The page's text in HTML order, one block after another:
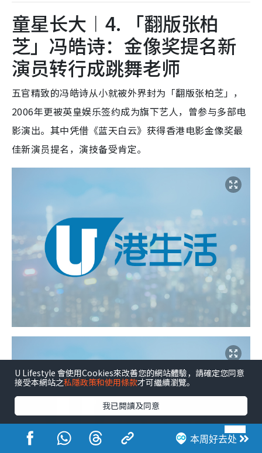
童星长大︱4. 「翻版张柏
芝」冯皓诗：金像奖提名新
演员转行成跳舞老师
五官精致的冯皓诗从小就被外界封为「翻版张柏芝」，
2006年更被英皇娱乐签约成为旗下艺人，曾参与多部电
影演出。其中凭借《蓝天白云》获得香港电影金像奖最
佳新演员提名，演技备受肯定。
本周好去处
U Lifestyle 會使用Cookies來改善您的網站體驗，請確定您同意
接受本網站之私隱政策和使用條款才可繼續瀏覽。
我已閱讀及同意